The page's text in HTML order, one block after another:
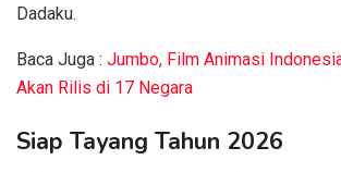
Dadaku.
Baca Juga : Jumbo, Film Animasi
Akan Rilis di 17 Negara
Siap Tayang Tahun 2026